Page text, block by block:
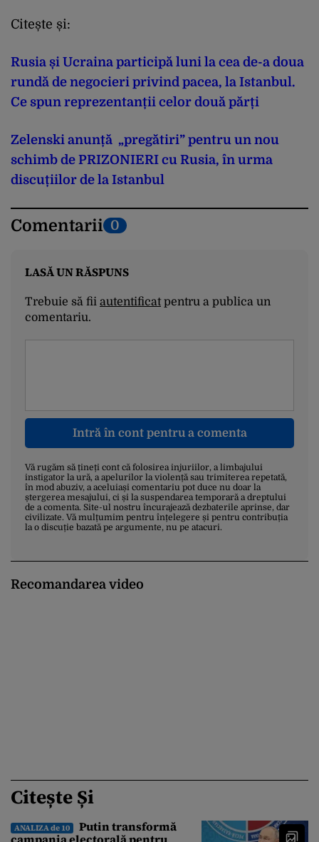
Citește și:
Rusia și Ucraina participă luni la cea de-a doua
rundă de negocieri privind pacea, la Istanbul.
Ce spun reprezentanții celor două părți
Zelenski anunță „pregătiri” pentru un nou
schimb de PRIZONIERI cu Rusia, în urma
discuțiilor de la Istanbul
Comentarii 0
LASĂ UN RĂSPUNS
Trebuie să fii autentificatpentru a publica un
comentariu.
Intră în cont pentru a comenta
Vă rugăm să țineți cont că folosirea injuriilor, a limbajului
instigator la ură, a apelurilor la violență sau trimiterea repetată,
în mod abuziv, a aceluiași comentariu pot duce nu doar la
ștergerea mesajului, ci și la suspendarea temporară a dreptului
de a comenta. Site-ul nostru încurajează dezbaterile aprinse, dar
civilizate. Vă mulțumim pentru înțelegere și pentru contribuția
la o discuție bazată pe argumente, nu pe atacuri.
Recomandarea video
Citește Și
ANALIZA de 10
Putin transformă